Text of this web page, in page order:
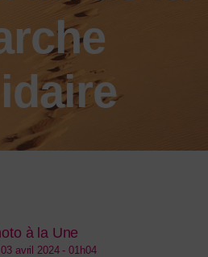
à la Une
avril 2024 - 01h04